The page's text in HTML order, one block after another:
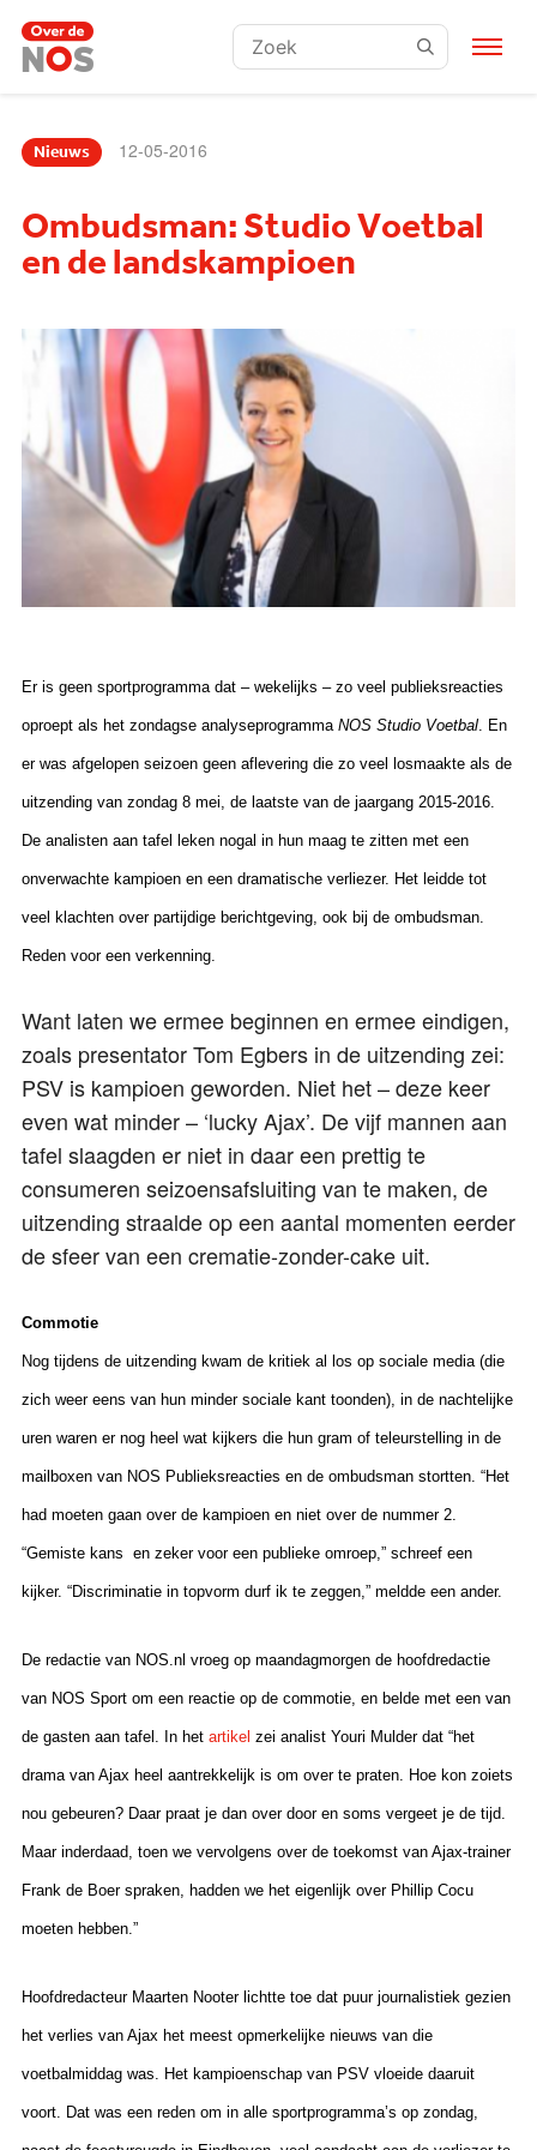
Zoeken:
Nieuws 12-05-2016
Ombudsman: Studio Voetbal
en de landskampioen
Er is geen sportprogramma dat – wekelijks – zo veel publieksreacties
oproept als het zondagse analyseprogramma NOS Studio Voetbal. En
er was afgelopen seizoen geen aflevering die zo veel losmaakte als de
uitzending van zondag 8 mei, de laatste van de jaargang 2015-2016.
De analisten aan tafel leken nogal in hun maag te zitten met een
onverwachte kampioen en een dramatische verliezer. Het leidde tot
veel klachten over partijdige berichtgeving, ook bij de ombudsman.
Reden voor een verkenning.
Want laten we ermee beginnen en ermee eindigen,
zoals presentator Tom Egbers in de uitzending zei:
PSV is kampioen geworden. Niet het – deze keer
even wat minder – ‘lucky Ajax’. De vijf mannen aan
tafel slaagden er niet in daar een prettig te
consumeren seizoensafsluiting van te maken, de
uitzending straalde op een aantal momenten eerder
de sfeer van een crematie-zonder-cake uit.
Commotie
Nog tijdens de uitzending kwam de kritiek al los op sociale media (die
zich weer eens van hun minder sociale kant toonden), in de nachtelijke
uren waren er nog heel wat kijkers die hun gram of teleurstelling in de
mailboxen van NOS Publieksreacties en de ombudsman stortten. “Het
had moeten gaan over de kampioen en niet over de nummer 2.
“Gemiste kans en zeker voor een publieke omroep,” schreef een
kijker. “Discriminatie in topvorm durf ik te zeggen,” meldde een ander.
De redactie van NOS.nl vroeg op maandagmorgen de hoofdredactie
van NOS Sport om een reactie op de commotie, en belde met een van
de gasten aan tafel. In het artikel zei analist Youri Mulder dat “het
drama van Ajax heel aantrekkelijk is om over te praten. Hoe kon zoiets
nou gebeuren? Daar praat je dan over door en soms vergeet je de tijd.
Maar inderdaad, toen we vervolgens over de toekomst van Ajax-trainer
Frank de Boer spraken, hadden we het eigenlijk over Phillip Cocu
moeten hebben.”
Hoofdredacteur Maarten Nooter lichtte toe dat puur journalistiek gezien
het verlies van Ajax het meest opmerkelijke nieuws van die
voetbalmiddag was. Het kampioenschap van PSV vloeide daaruit
voort. Dat was een reden om in alle sportprogramma’s op zondag,